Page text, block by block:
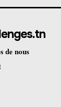
de nous